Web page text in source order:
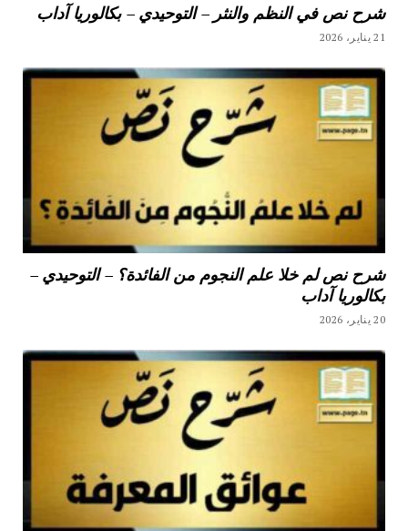
شرح نص في النظم والنثر – التوحيدي – بكالوريا آداب
21 يناير، 2026
شرح نص لم خلا علم النجوم من الفائدة؟ – التوحيدي –
بكالوريا آداب
20 يناير، 2026